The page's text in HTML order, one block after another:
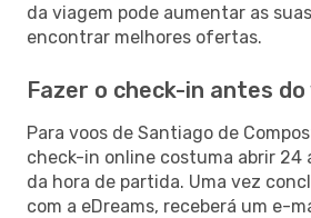
da viagem pode aumentar as
encontrar melhores ofertas.
Fazer o check-in antes do
Para voos de Santiago de
check-in online costuma abrir 24
da hora de partida. Uma vez
com a eDreams, receberá um e-